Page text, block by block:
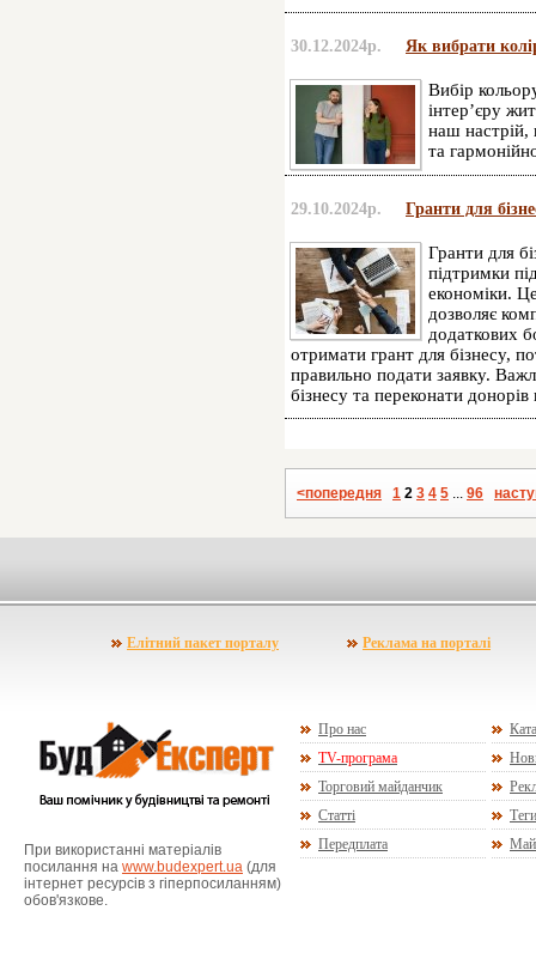
30.12.2024р. Як вибрати
Вибір
інтер’єру
наш настрій,
та
29.10.2024р. Гранти для
Гранти для
підтримки
економіки.
дозволяє
додаткових
отримати грант для бізнесу,
правильно подати заявку.
бізнесу та переконати
<попередня 1 2 3 4 5 ... 96
Елітний пакет порталу Реклама на порталі
При використанні матеріалів
посилання на www.budexpert.ua (для
інтернет ресурсів з гіперпосиланням)
обов'язкове.
Про нас
TV-програма
Торговий майданчик
Статті
Теги
Передплата